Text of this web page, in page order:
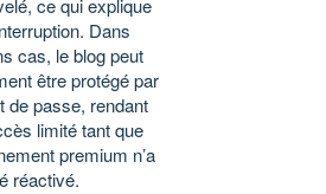
ce qui explique
Dans
cas, le blog peut
être protégé par
de passe, rendant
limité tant que
premium n’a
réactivé.